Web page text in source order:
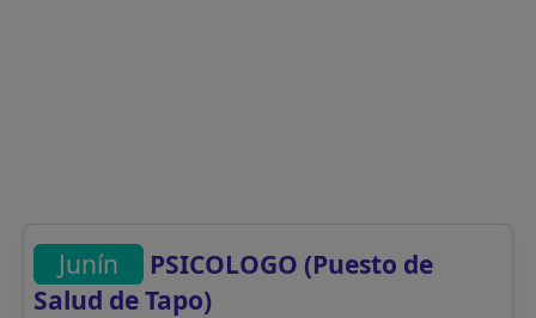
Junín
PSICOLOGO (Puesto de
Salud de Tapo)